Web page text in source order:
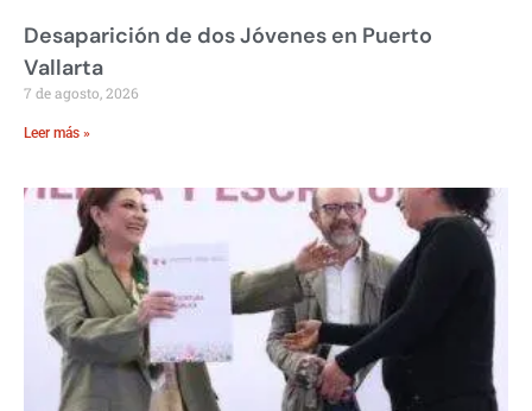
Desaparición de dos Jóvenes en Puerto
Vallarta
7 de agosto, 2026
Leer más »